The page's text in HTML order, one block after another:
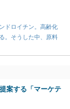
ドロイチン。高齢化
。そうした中、原料
案する「マーケテ